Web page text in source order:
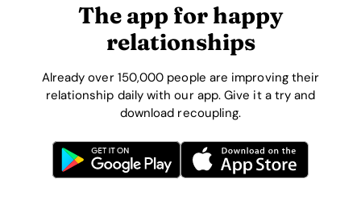
The app for happy
relationships
Already over 150,000 people are improving their
relationship daily with our app. Give it a try and
download recoupling.